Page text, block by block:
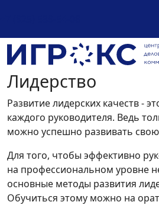
Лидерство
Развитие лидерских качеств -
каждого руководителя. Ведь
можно успешно развивать
Для того, чтобы эффективно
на профессиональном уровне
основные методы развития
Обучиться этому можно на